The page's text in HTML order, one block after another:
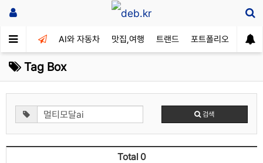
AI와 자동차 맛집,여행 트랜드 포트폴리오
Tag Box
검색
Total 0